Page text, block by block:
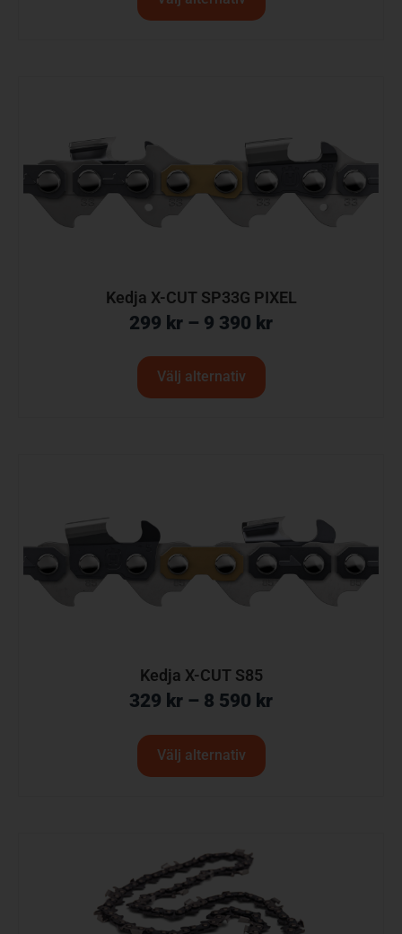
Kedja X-CUT SP33G PIXEL
299 kr – 9 390 kr
Välj alternativ
Kedja X-CUT S85
329 kr – 8 590 kr
Välj alternativ